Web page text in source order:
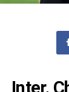
Inter,